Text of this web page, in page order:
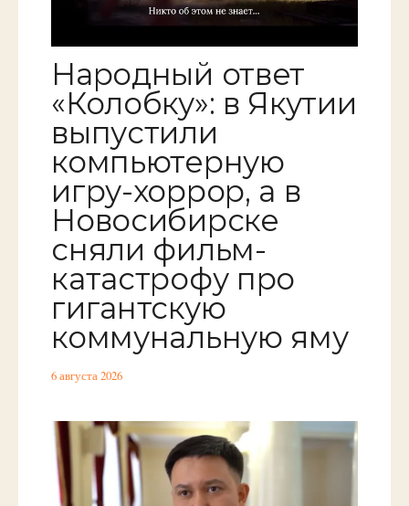
Народный ответ
«Колобку»: в Якутии
выпустили
компьютерную
игру-хоррор, а в
Новосибирске
сняли фильм-
катастрофу про
гигантскую
коммунальную яму
6 августа 2026